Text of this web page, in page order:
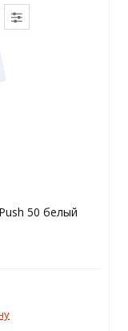
50 белый